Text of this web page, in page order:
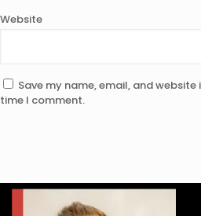
Website
Save my name, email, and
time I comment.